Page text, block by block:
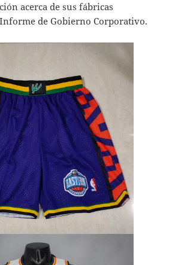
acerca de sus fábricas
de Gobierno Corporativo.